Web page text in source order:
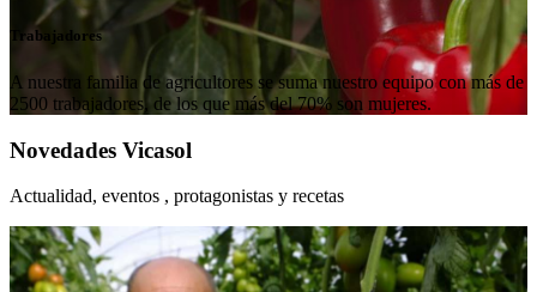
Trabajadores
A nuestra familia de agricultores se suma nuestro equipo con más de
2500 trabajadores, de los que más del 70% son mujeres.
Novedades Vicasol
Actualidad, eventos , protagonistas y recetas